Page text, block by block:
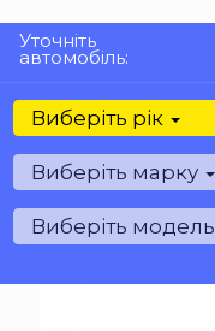
Уточніть
автомобіль:
Виберіть рік
Виберіть марку
Виберіть модель